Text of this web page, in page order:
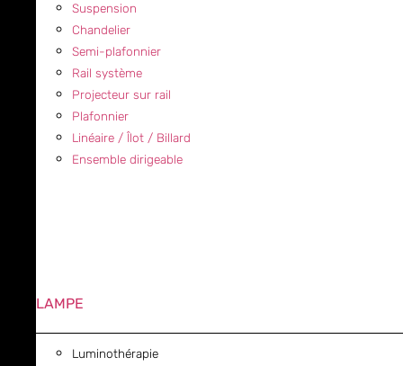
Suspension
Chandelier
Semi-plafonnier
Rail système
Projecteur sur rail
Plafonnier
Linéaire / Îlot / Billard
Ensemble dirigeable
LAMPE
Luminothérapie